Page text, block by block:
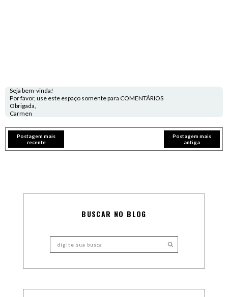
Seja bem-vinda!
Por favor, use este espaço somente para COMENTÁRIOS
Obrigada,
Carmen
Postagem mais
recente
Postagem mais
antiga
BUSCAR NO BLOG